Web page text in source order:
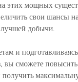
этих мощных
свои шансы
добычи.
и
вы сможете
получить